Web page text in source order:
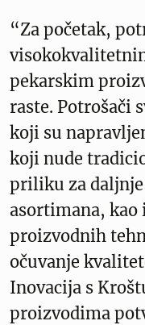
“Za početak,
pekarskim
raste. Potrošači
koji su
koji nude
priliku za daljnje
asortimana, kao
proizvodnih
očuvanje
Inovacija s
proizvodima